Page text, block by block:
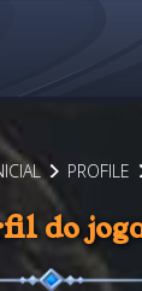
PROFILE
do